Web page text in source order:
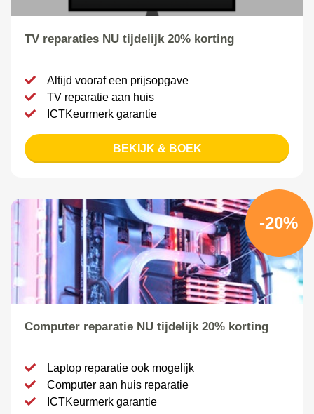
TV reparaties NU tijdelijk 20% korting
Altijd vooraf een prijsopgave
TV reparatie aan huis
ICTKeurmerk garantie
BEKIJK & BOEK
-20%
Computer reparatie NU tijdelijk 20% korting
Laptop reparatie ook mogelijk
Computer aan huis reparatie
ICTKeurmerk garantie